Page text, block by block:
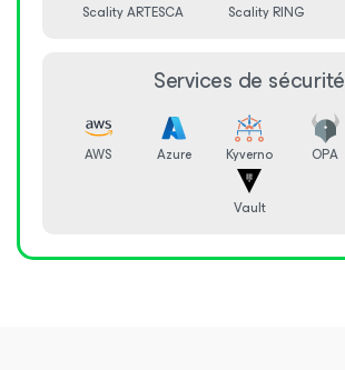
Scality ARTESCA Scality RING
Services de sécurité
AWS Azure Kyverno OPA
Vault